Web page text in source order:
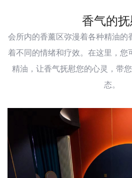
香气的
会所内的香薰区弥漫着各种精油的
着不同的情绪和疗效。在这里，您
精油，让香气抚慰您的心灵，带
态。